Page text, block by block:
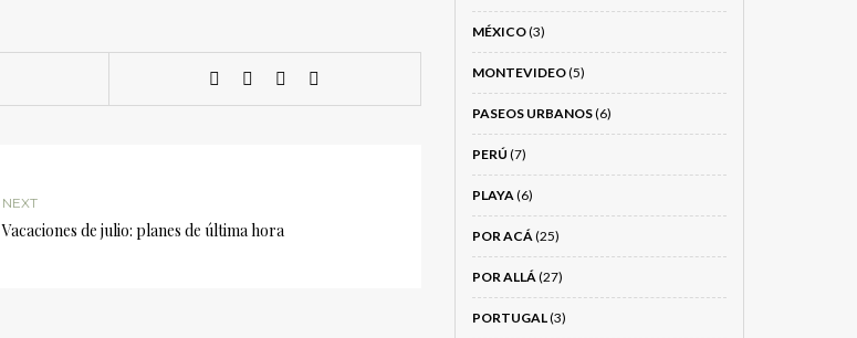
NEXT
Vacaciones de julio: planes de última hora
MÉXICO(3)
MONTEVIDEO(5)
PASEOS URBANOS(6)
PERÚ (7)
PLAYA(6)
POR ACÁ(25)
POR ALLÁ(27)
PORTUGAL(3)